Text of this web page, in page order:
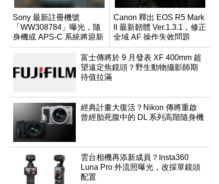
Sony 最新註冊機號
「WW308784」曝光，隨
身機或 APS-C 系統將迎新
成員？
Canon 釋出 EOS R5 Mark
II 最新韌體 Ver.1.3.1，修正
全域 AF 操作失效問題
富士傳將於 9 月發表 XF 400mm 超
望遠定焦鏡頭？野生動物攝影師期
待值拉滿
經典計畫大復活？Nikon 傳將重啟
曾經胎死腹中的 DL 系列高階隨身機
雲台相機再添新成員？Insta360
Luna Pro 外流照曝光，改採單鏡頭
配置